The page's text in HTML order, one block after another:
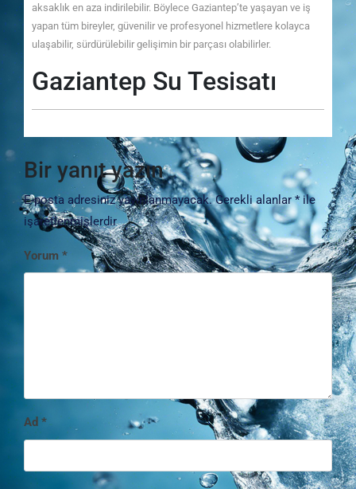
aksaklık en aza indirilebilir. Böylece Gaziantep’te yaşayan ve iş
yapan tüm bireyler, güvenilir ve profesyonel hizmetlere kolayca
ulaşabilir, sürdürülebilir gelişimin bir parçası olabilirler.
Gaziantep Su Tesisatı
Bir yanıt yazın
E-posta adresiniz yayınlanmayacak. Gerekli alanlar* ile
işaretlenmişlerdir
Yorum *
Ad *